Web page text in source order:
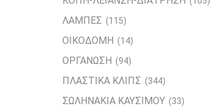
ΛΑΜΠΕΣ (115)
ΟΙΚΟΔΟΜΗ (14)
ΟΡΓΑΝΩΣΗ (94)
ΠΛΑΣΤΙΚΑ ΚΛΙΠΣ (344)
ΣΩΛΗΝΑΚΙΑ ΚΑΥΣΙΜΟΥ (33)